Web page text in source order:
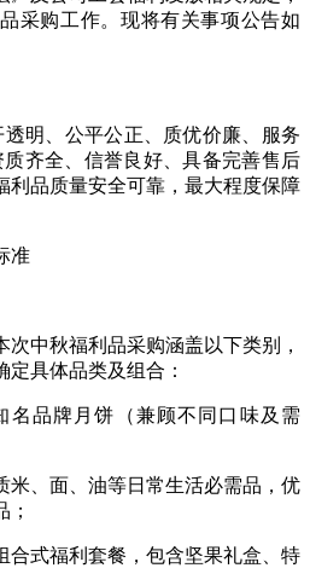
采购工作。现将有关事项公告如
透明、公平公正、质优价廉、服务
齐全、信誉良好、具备完善售后
利品质量安全可靠，最大程度保障
准
中秋福利品采购涵盖以下类别，
具体品类及组合：
品牌月饼（兼顾不同口味及需
、面、油等日常生活必需品，优
式福利套餐，包含坚果礼盒、特